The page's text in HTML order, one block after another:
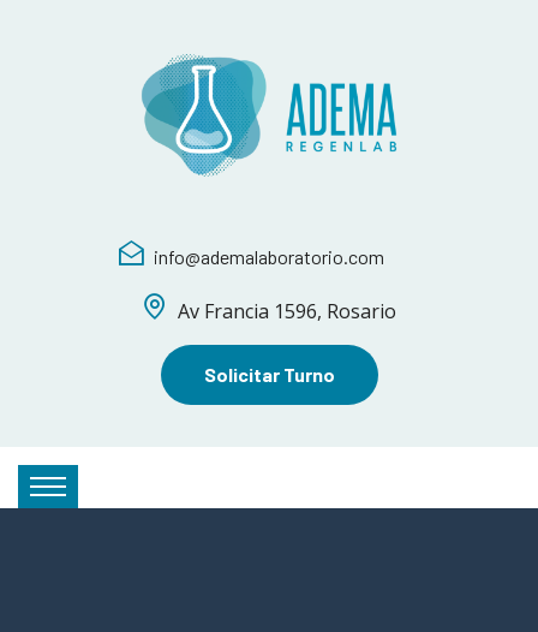
info@ademalaboratorio.com
Av Francia 1596, Rosario
Solicitar Turno